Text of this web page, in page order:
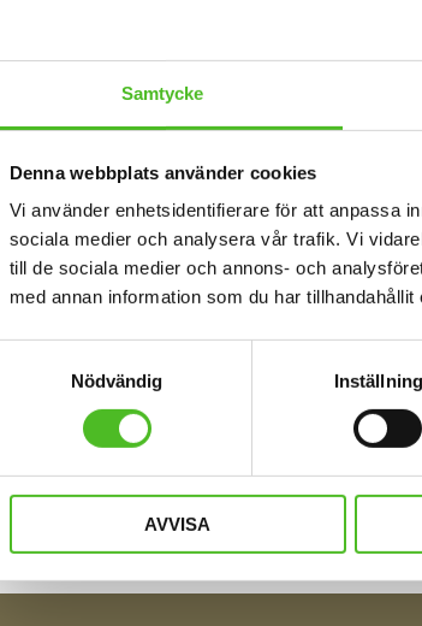
Samtycke
Denna webbplats använder cookies
Vi använder enhetsidentifierare för att anpassa
sociala medier och analysera vår trafik. Vi
till de sociala medier och annons- och
med annan information som du har
Nödvändig
AVVISA
Lägg till i favoriter
Nyckelring med Tass
ett intryck av djup i bilden.
Lägg till i